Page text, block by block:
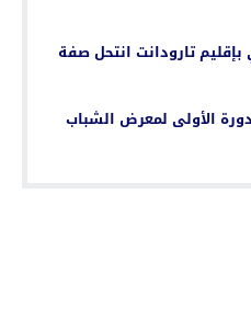
تارودانت انتحل صفة
الأولى لمعرض الشباب